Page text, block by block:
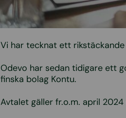
Vi har tecknat ett
Odevo har sedan tidigare ett
finska bolag Kontu.
Avtalet gäller fr.o.m. april